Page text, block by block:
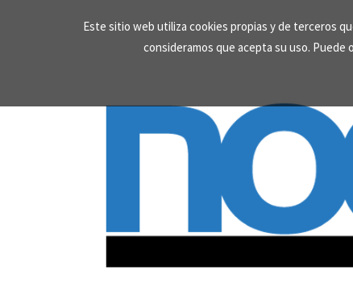
Este sitio web utiliza cookies propias y de terceros
consideramos que acepta su uso.